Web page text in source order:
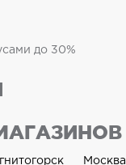
до 30%
Москва